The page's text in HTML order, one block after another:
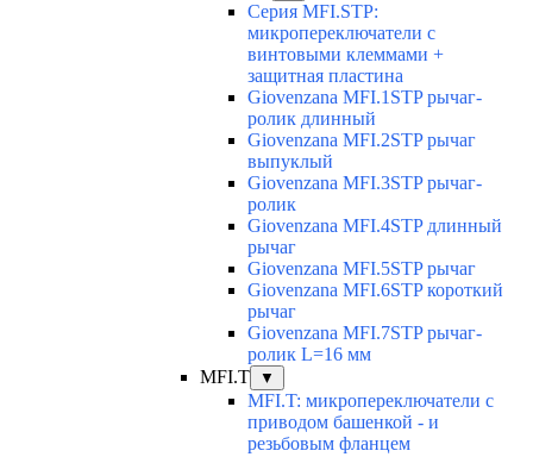
Серия MFI.STP:
микропереключатели с
винтовыми клеммами +
защитная пластина
Giovenzana MFI.1STP рычаг-
ролик длинный
Giovenzana MFI.2STP рычаг
выпуклый
Giovenzana MFI.3STP рычаг-
ролик
Giovenzana MFI.4STP длинный
рычаг
Giovenzana MFI.5STP рычаг
Giovenzana MFI.6STP короткий
рычаг
Giovenzana MFI.7STP рычаг-
ролик L=16 мм
MFI.T
▼
MFI.T: микропереключатели с
приводом башенкой - и
резьбовым фланцем